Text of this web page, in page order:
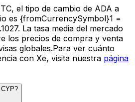
el tipo de cambio de ADA a
es {fromCurrencySymbol}1 =
La tasa media del mercado
los precios de compra y venta
globales.Para ver cuánto
con Xe, visita nuestra página